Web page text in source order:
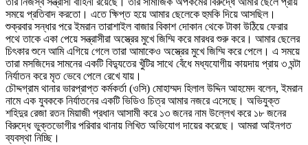
সময়ে প্রতিবাদ করতো। এতে ক্ষিপ্ত হয়ে আমার ছেলেকে হুমকি দিয়ে আসছিল।
শুক্রবার সন্ধার পরে ইমরান তারাশাইল বাজার বিকাশ দোকান থেকে টাকা উঠিয়ে ফেরার
পথে তাকে একা পেয়ে সন্ত্রাসীরা অস্ত্রের মুখে জিম্মি করে মারধর শুরু করে। আমার ছেলের
চিৎকার শুনে আমি এগিয়ে গেলে তারা আমাকেও অস্ত্রের মুখে জিম্মি করে পেলে। এ সময়ে
তারা মসজিদের সামনের একটি বিদ্যুতের খুঁটির সাথে বেঁধে মধ্যযোগীয় কায়দায় প্রায় ৩ ঘন্টা
নির্যাতন করে মৃত ভেবে পেলে রেখে যায়।
চৌদ্দগ্রাম থানার ভারপ্রাপ্ত কর্মকর্তা (ওসি) মোহাম্মদ হিলাল উদ্দিন আহমেদ বলেন, ইমরান
নামে এক যুবককে নির্যাতনের একটি ভিডিও চিত্র আমার নজরে এসেছে। অভিযুক্ত
শহিদুর রেজা রতন মিয়াজী প্রধান আসামী করে ১৩ জনের নাম উল্লেখ করে ১৮ জনের
বিরুদ্ধে ভুক্তভোগীর পরিবার থানায় লিখিত অভিযোগ দায়ের করেছে। আমরা আইনগত
ব্যবস্থা নিচ্ছি।